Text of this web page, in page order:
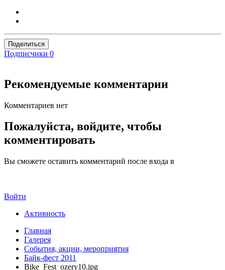
Поделиться
Подписчики 0
Рекомендуемые комментарии
Комментариев нет
Пожалуйста, войдите, чтобы
комментировать
Вы сможете оставить комментарий после входа в
Войти
Активность
Главная
Галерея
События, акции, мероприятия
Байк-фест 2011
Bike_Fest_ozery10.jpg